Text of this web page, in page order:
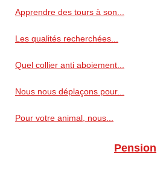
Apprendre des tours à son...
Les qualités recherchées...
Quel collier anti aboiement...
Nous nous déplaçons pour...
Pour votre animal, nous...
Pension